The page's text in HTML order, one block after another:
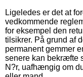
Ligeledes er det at
vedkommende
for eksempel den
tilsikrer. På grund af
permanent gemmer
senere kan bekræfte
N?r, uafhængig om